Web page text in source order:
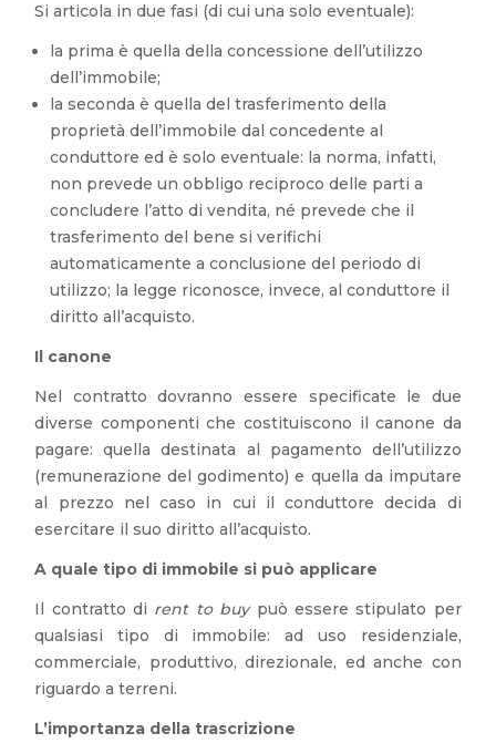
Si articola in due fasi (di cui una solo eventuale):
la prima è quella della concessione dell’utilizzo
dell’immobile;
la seconda è quella del trasferimento della
proprietà dell’immobile dal concedente al
conduttore ed è solo eventuale: la norma, infatti,
non prevede un obbligo reciproco delle parti a
concludere l’atto di vendita, né prevede che il
trasferimento del bene si verifichi
automaticamente a conclusione del periodo di
utilizzo; la legge riconosce, invece, al conduttore il
diritto all’acquisto.
Il canone
Nel contratto dovranno essere specificate le due
diverse componenti che costituiscono il canone da
pagare: quella destinata al pagamento dell’utilizzo
(remunerazione del godimento) e quella da imputare
al prezzo nel caso in cui il conduttore decida di
esercitare il suo diritto all’acquisto.
A quale tipo di immobile si può applicare
Il contratto di rent to buypuò essere stipulato per
qualsiasi tipo di immobile: ad uso residenziale,
commerciale, produttivo, direzionale, ed anche con
riguardo a terreni.
L’importanza della trascrizione